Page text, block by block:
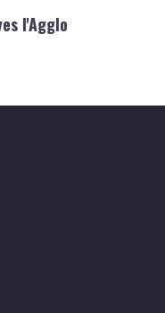
l'Agglo